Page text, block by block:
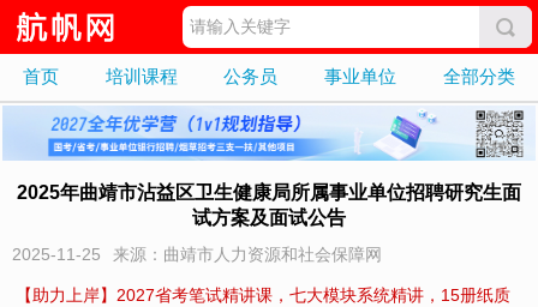
首页 培训课程 公务员 事业单位 全部分类
2025年曲靖市沾益区卫生健康局所属事业单位招聘研究生面
试方案及面试公告
2025-11-25 来源：曲靖市人力资源和社会保障网
【助力上岸】2027省考笔试精讲课，七大模块系统精讲，15册纸质